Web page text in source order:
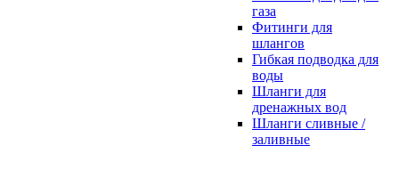
газа
Фитинги для
шлангов
Гибкая подводка для
воды
Шланги для
дренажных вод
Шланги сливные /
заливные